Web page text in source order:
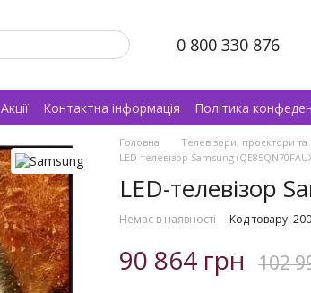
0 800 330 876
Акції Контактна інформація Політика
Головна Телевізори, проєктори та
LED-телевізор Samsung
LED-телевізор
Немає в наявності Код товару:
90 864 грн 102